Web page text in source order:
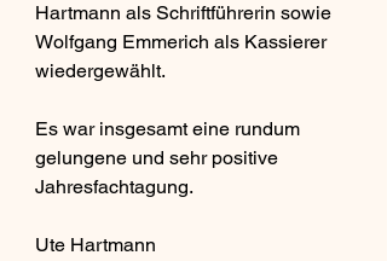
Hartmann als Schriftführerin sowie
Wolfgang Emmerich als Kassierer
wiedergewählt.
Es war insgesamt eine rundum
gelungene und sehr positive
Jahresfachtagung.
Ute Hartmann